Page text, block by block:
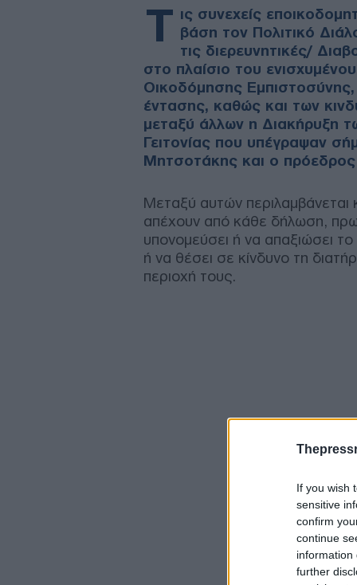
If you wish
sensitive
confirm
continue
information
further
Τ ις συνεχείς
βάση τον Πολιτικό
τις διερευνητικές/
στο πλαίσιο του
Οικοδόμησης Εμπιστοσύνης,
έντασης, καθώς και των
μεταξύ άλλων η Διακήρυξη
Γειτονίας που υπέγραψαν
Μητσοτάκης και ο πρόεδρος
Μεταξύ αυτών
απέχουν από κάθε δήλωση,
υπονομεύσει ή να απαξιώσει
ή να θέσει σε κίνδυνο τη
περιοχή τους.